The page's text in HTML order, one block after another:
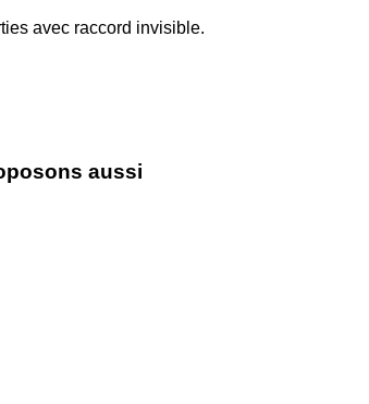
avec raccord invisible.
aussi